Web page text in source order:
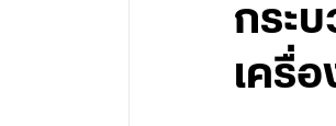
กระบ
เครื่